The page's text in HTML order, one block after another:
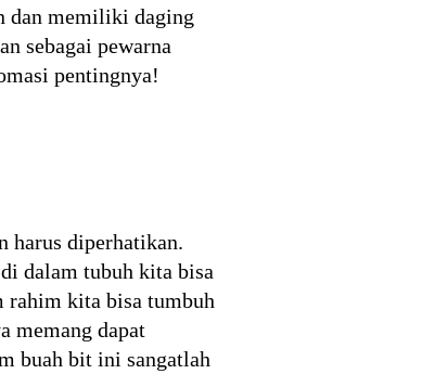
dan memiliki daging
sebagai pewarna
pentingnya!
harus diperhatikan.
dalam tubuh kita bisa
rahim kita bisa tumbuh
memang dapat
buah bit ini sangatlah